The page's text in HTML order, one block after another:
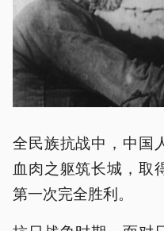
全民族抗战中，中国
血肉之躯筑长城，取
第一次完全胜利。